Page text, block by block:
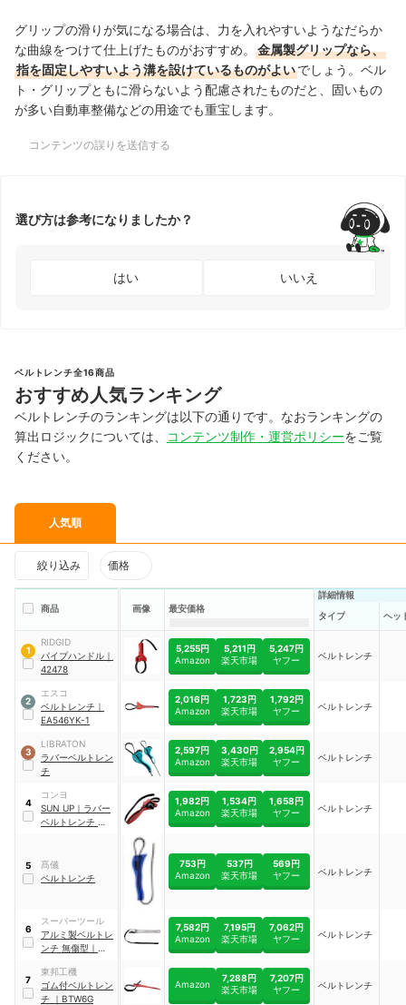
グリップの滑りが気になる場合は、力を入れやすいようなだらか
な曲線をつけて仕上げたものがおすすめ。
金属製グリップなら、
指を固定しやすいよう溝を設けているものがよいでしょう。ベル
ト・グリップともに滑らないよう配慮されたものだと、固いもの
が多い自動車整備などの用途でも重宝します。
コンテンツの誤りを送信する
選び方は参考になりましたか？
はい いいえ
ベルトレンチ全16商品
おすすめ人気ランキング
ベルトレンチのランキングは以下の通りです。なおランキングの
算出ロジックについては、
コンテンツ制作・運営ポリシーをご覧
ください。
人気順
絞り込み 価格
商品 画像 最安価格
詳細情報
タイプ
ヘッ
1
RIDGID
パイプハンドル ｜
42478
5,255円
Amazon
5,211円
楽天市場
5,247円
ヤフー
ベルトレンチ
2
エスコ
ベルトレンチ ｜
EA546YK-1
2,016円
Amazon
1,723円
楽天市場
1,792円
ヤフー
ベルトレンチ
3
LIBRATON
ラバーベルトレン
チ
2,597円
Amazon
3,430円
楽天市場
2,954円
ヤフー
ベルトレンチ
4
コンヨ
SUN UP ｜ ラバー
ベルトレンチ
1,982円
Amazon
1,534円
楽天市場
1,658円
ヤフー
ベルトレンチ
5
髙儀
ベルトレンチ
753円
Amazon
537円
楽天市場
569円
ヤフー
ベルトレンチ
6
スーパーツール
アルミ製ベルトレ
ンチ 無傷型 ｜
7,582円
Amazon
7,195円
楽天市場
7,062円
ヤフー
ベルトレンチ
7
東邦工機
ゴム付ベルトレン
チ ｜ BTW6G
Amazon
7,288円
楽天市場
7,207円
ヤフー
ベルトレンチ